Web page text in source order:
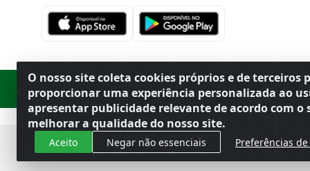
O nosso site coleta cookies próprios e de terceiros
proporcionar uma experiência personalizada ao
apresentar publicidade relevante de acordo com o
melhorar a qualidade do nosso site.
Aceito Negar não essenciais Preferências de
Rod. SP-215, s/n, km 98 — Área Rural Porto Ferreira/ ·